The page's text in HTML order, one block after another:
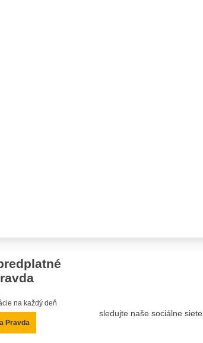
na každý deň
Pravda
sledujte naše sociálne siete